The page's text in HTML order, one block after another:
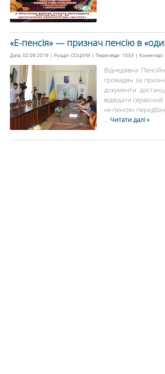
«Е-пенсія» — признач пенсію в
Дата: 02.09.2019 | Розділ: СОЦІУМ | Перегляди: 1033 | Коментарі:
Віднедавна
громадян за
документи
відвідати
«е-пенсія»
... Читати далі »